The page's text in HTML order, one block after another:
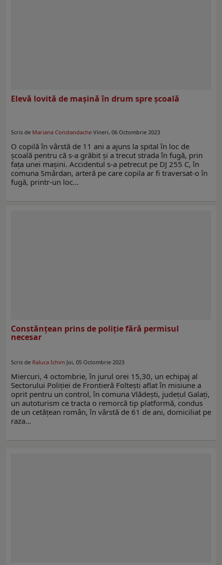
Elevă lovită de mașină în drum spre școală
Scris de Mariana Constandache Vineri, 06 Octombrie 2023
O copilă în vârstă de 11 ani a ajuns la spital în loc de
școală pentru că s-a grăbit și a trecut strada în fugă, prin
fața unei mașini. Accidentul s-a petrecut pe DJ 255 C, în
comuna Smârdan, arteră pe care copila ar fi traversat-o în
fugă, printr-un loc…
Constănțean prins de poliție fără permisul
necesar
Scris de Raluca Ichim Joi, 05 Octombrie 2023
Miercuri, 4 octombrie, în jurul orei 15,30, un echipaj al
Sectorului Poliţiei de Frontieră Foltești aflat în misiune a
oprit pentru un control, în comuna Vlădești, județul Galați,
un autoturism ce tracta o remorcă tip platformă, condus
de un cetățean român, în vârstă de 61 de ani, domiciliat pe
raza…